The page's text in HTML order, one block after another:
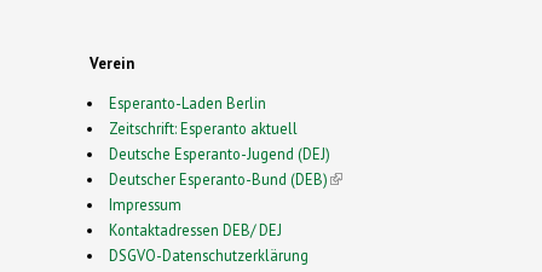
Verein
Esperanto-Laden Berlin
Zeitschrift: Esperanto aktuell
Deutsche Esperanto-Jugend (DEJ)
Deutscher Esperanto-Bund (DEB)(link is external)
Impressum
Kontaktadressen DEB/ DEJ
DSGVO-Datenschutzerklärung